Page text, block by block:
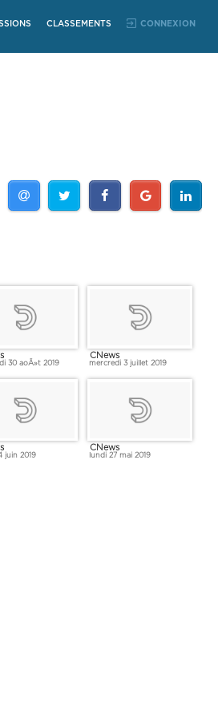
CLASSEMENTS CONNEXION
30 aoÃ»t 2019
CNews
mercredi 3 juillet 2019
juin 2019
CNews
lundi 27 mai 2019